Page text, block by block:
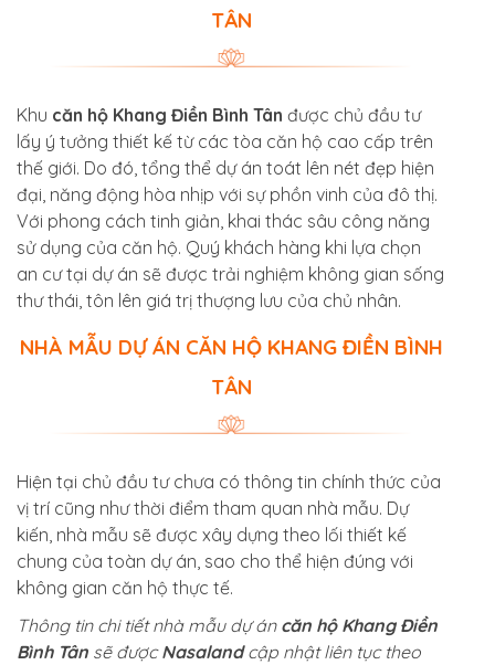
TÂN
Khu căn hộ Khang Điền Bình Tân được chủ đầu tư
lấy ý tưởng thiết kế từ các tòa căn hộ cao cấp trên
thế giới. Do đó, tổng thể dự án toát lên nét đẹp hiện
đại, năng động hòa nhịp với sự phồn vinh của đô thị.
Với phong cách tinh giản, khai thác sâu công năng
sử dụng của căn hộ. Quý khách hàng khi lựa chọn
an cư tại dự án sẽ được trải nghiệm không gian sống
thư thái, tôn lên giá trị thượng lưu của chủ nhân.
NHÀ MẪU DỰ ÁN CĂN HỘ KHANG ĐIỀN BÌNH
TÂN
Hiện tại chủ đầu tư chưa có thông tin chính thức của
vị trí cũng như thời điểm tham quan nhà mẫu. Dự
kiến, nhà mẫu sẽ được xây dựng theo lối thiết kế
chung của toàn dự án, sao cho thể hiện đúng với
không gian căn hộ thực tế.
Thông tin chi tiết nhà mẫu dự án căn hộ Khang Điền
Bình Tân sẽ đượcNasalandcập nhật liên tục theo